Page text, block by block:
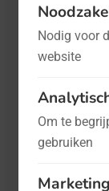
gebruikt
van bier.
een worst
Nodig voor
website
Om te
gebruiken